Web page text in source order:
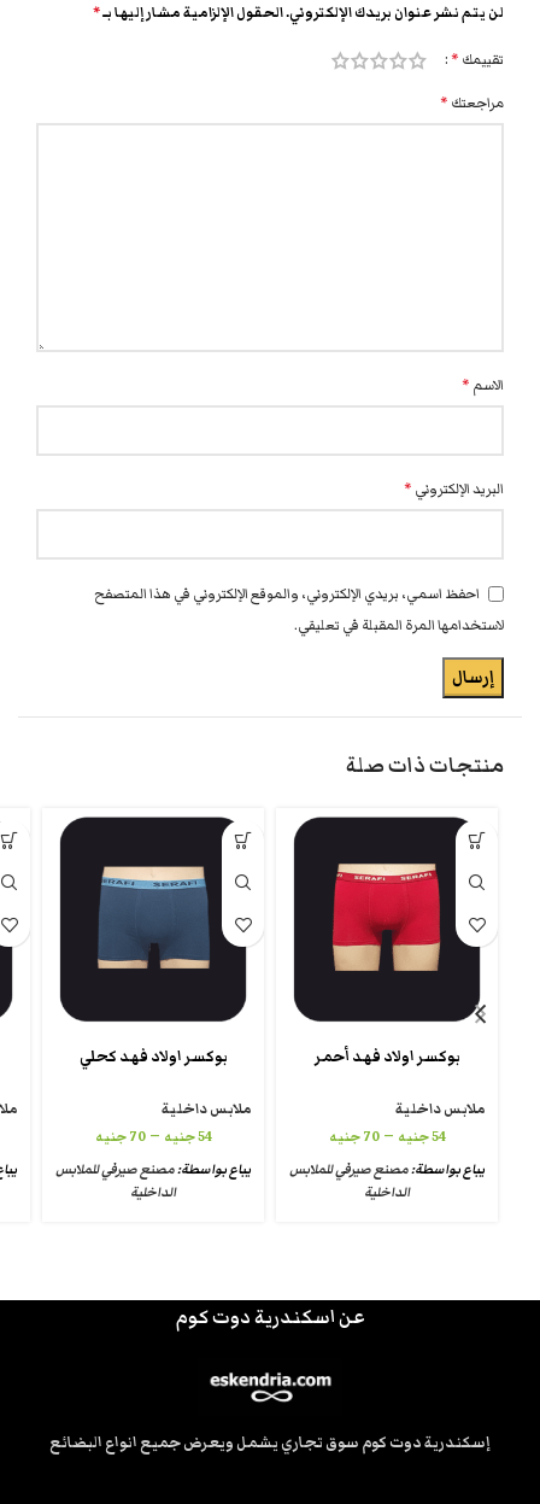
لن يتم نشر عنوان بريدك الإلكتروني.الحقول الإلزامية مشار إليها بـ*
تقييمك *
مراجعتك *
الاسم *
البريد الإلكتروني *
احفظ اسمي، بريدي الإلكتروني، والموقع الإلكتروني في هذا المتصفح
لاستخدامها المرة المقبلة في تعليقي.
منتجات ذات صلة
بوكسر اولاد فهد أحمر
ملابس داخلية
54جنيه –
70 جنيه
يباع بواسطة:مصنع صيرفي للملابس
الداخلية
بوكسر اولاد فهد كحلي
ملابس داخلية
54جنيه –
70 جنيه
يباع بواسطة:مصنع صيرفي للملابس
الداخلية
عن اسكندرية دوت كوم
إسكندرية دوت كوم سوق تجاري يشمل ويعرض جميع انواع البضائع